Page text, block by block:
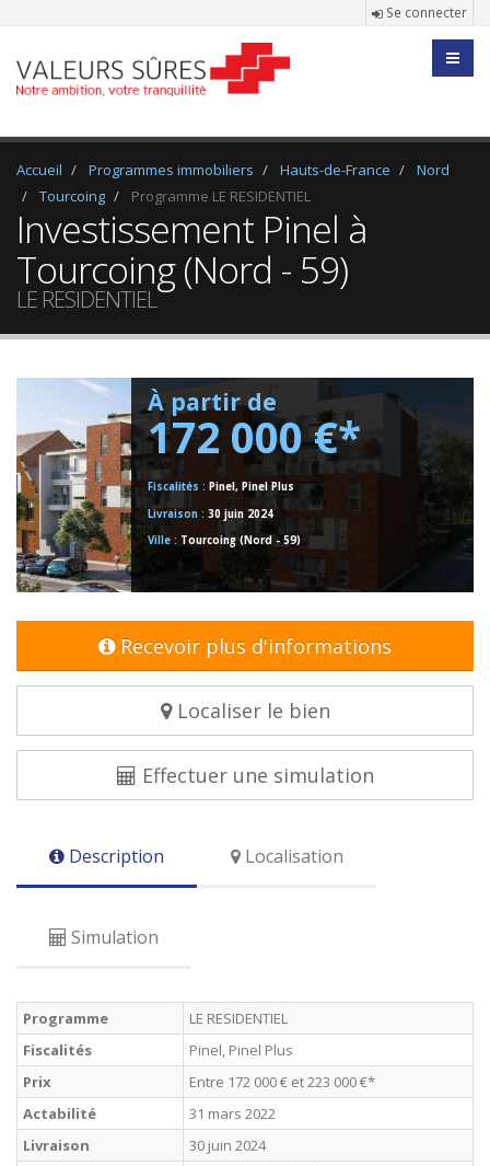
Se connecter
Accueil Programmes immobiliers Hauts-de-France
Nord
Tourcoing
Programme LE RESIDENTIEL
Investissement Pinel à
Tourcoing (Nord - 59)
LE RESIDENTIEL
À partir de
172 000 €*
Fiscalités : Pinel, Pinel Plus
Livraison : 30 juin 2024
Ville : Tourcoing (Nord - 59)
Recevoir plus d'informations
Localiser le bien
Effectuer une simulation
Description Localisation
Simulation
Programme
LE RESIDENTIEL
Fiscalités
Pinel, Pinel Plus
Prix
Entre 172 000 € et 223 000 €*
Actabilité
31 mars 2022
Livraison
30 juin 2024